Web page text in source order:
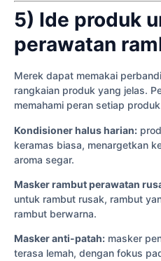
5) Ide produk
perawatan
Merek dapat memakai
rangkaian produk yang jelas.
memahami peran setiap
Kondisioner halus harian:
keramas biasa, menargetkan
aroma segar.
Masker rambut perawatan
untuk rambut rusak, rambut
rambut berwarna.
Masker anti-patah: masker
terasa lemah, dengan fokus